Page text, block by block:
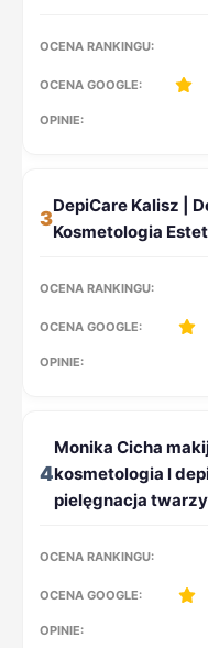
3
4